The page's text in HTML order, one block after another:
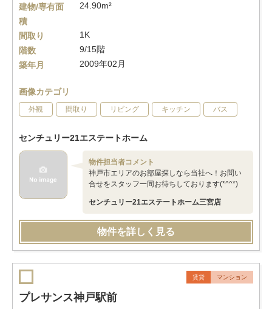
建物/専有面
積
24.90m²
間取り
1K
階数
9/15階
築年月
2009年02月
画像カテゴリ
外観 間取り リビング キッチン バス
センチュリー21エステートホーム
物件担当者コメント
神戸市エリアのお部屋探しなら当社へ！お問い
合せをスタッフ一同お待ちしております(*^^*)
センチュリー21エステートホーム三宮店
物件を詳しく見る
賃貸 マンション
プレサンス神戸駅前